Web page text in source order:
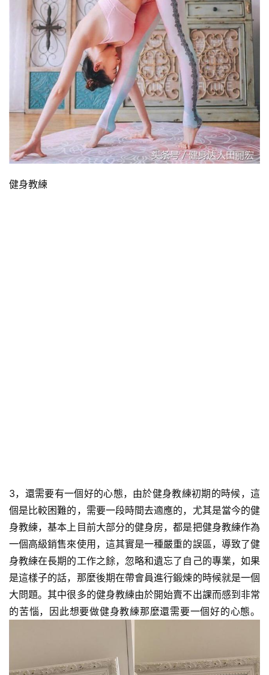
運
動
訓
心
健身教練
3，還需要有一個好的心態，由於健身教練初期的時候，這
個是比較困難的，需要一段時間去適應的，尤其是當今的健
身教練，基本上目前大部分的健身房，都是把健身教練作為
一個高級銷售來使用，這其實是一種嚴重的誤區，導致了健
身教練在長期的工作之餘，忽略和遺忘了自己的專業，如果
是這樣子的話，那麼後期在帶會員進行鍛煉的時候就是一個
大問題。其中很多的健身教練由於開始賣不出課而感到非常
的苦惱，因此想要做健身教練那麼還需要一個好的心態。